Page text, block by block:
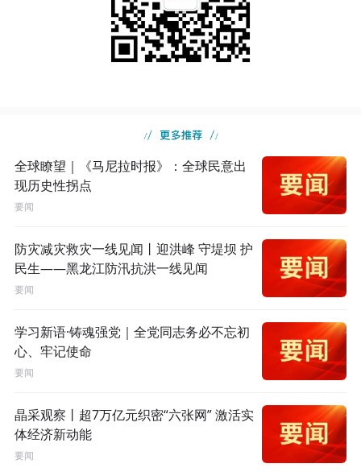
全球瞭望｜《马尼拉时报》：全球民意出
现历史性拐点
要闻
防灾减灾救灾一线见闻丨迎洪峰 守堤坝 护
民生——黑龙江防汛抗洪一线见闻
要闻
学习新语·铸魂强党｜全党同志务必不忘初
心、牢记使命
要闻
晶采观察丨超7万亿元织密“六张网” 激活实
体经济新动能
要闻